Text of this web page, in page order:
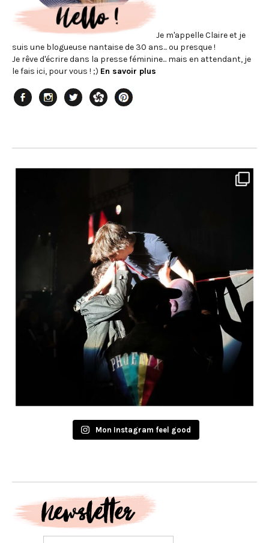
Je m'appelle Claire et je
suis une blogueuse nantaise de 30 ans... ou presque !
Je rêve d'écrire dans la presse féminine... mais en attendant, je
le fais ici, pour vous ! ;) En savoir plus
Mon Instagram feel good